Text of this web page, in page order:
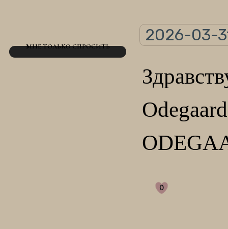
2026-03-
МНЕ ТОЛЬКО СПРОСИТЬ
0